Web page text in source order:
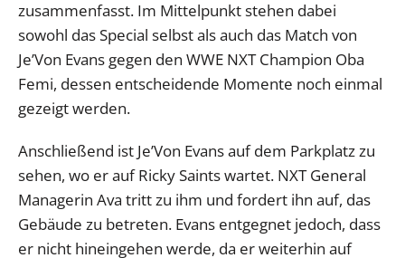
zusammenfasst. Im Mittelpunkt stehen dabei
sowohl das Special selbst als auch das Match von
Je’Von Evans gegen den WWE NXT Champion Oba
Femi, dessen entscheidende Momente noch einmal
gezeigt werden.
Anschließend ist Je’Von Evans auf dem Parkplatz zu
sehen, wo er auf Ricky Saints wartet. NXT General
Managerin Ava tritt zu ihm und fordert ihn auf, das
Gebäude zu betreten. Evans entgegnet jedoch, dass
er nicht hineingehen werde, da er weiterhin auf